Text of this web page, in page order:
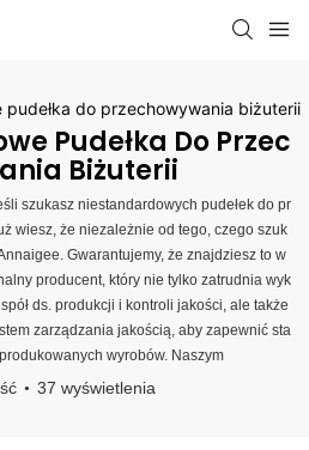
pudełka do przechowywania biżuterii
Pudełka Do Przec
Biżuterii
szukasz niestandardowych pudełek do pr
wiesz, że niezależnie od tego, czego szuk
Gwarantujemy, że znajdziesz to w
producent, który nie tylko zatrudnia wyk
ds. produkcji i kontroli jakości, ale także
zarządzania jakością, aby zapewnić sta
wyrobów. Naszym
37 wyświetlenia